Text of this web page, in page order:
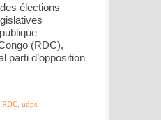
élections
(RDC),
parti d’opposition
RDC udps